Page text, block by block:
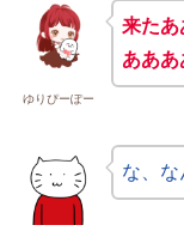
ゆりぴーぽー
来たあ
あああ
な、な